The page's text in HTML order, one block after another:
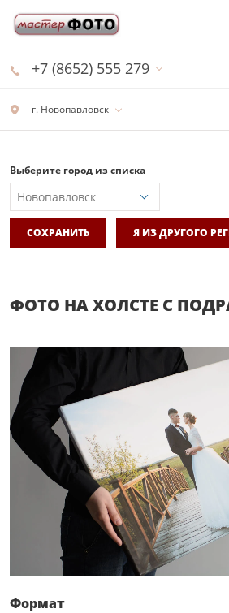
г. Новопавловск
+7 (8652) 555 279
Выберите город из списка
СОХРАНИТЬ Я ИЗ ДРУГОГО
ФОТО НА ХОЛСТЕ С
Формат